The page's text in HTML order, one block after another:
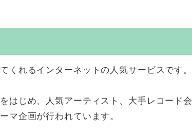
くれるインターネットの人気サービスです。
はじめ、人気アーティスト、大手レコード会
マ企画が行われています。